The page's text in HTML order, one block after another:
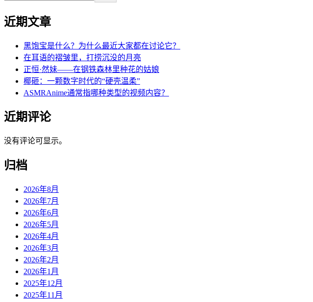
近期文章
黑饱宝是什么？为什么最近大家都在讨论它？
在耳语的褶皱里，打捞沉没的月亮
正恒·然妹——在钢铁森林里种花的姑娘
椰砸：一颗数字时代的“硬壳温柔”
ASMRAnime通常指哪种类型的视频内容？
近期评论
没有评论可显示。
归档
2026年8月
2026年7月
2026年6月
2026年5月
2026年4月
2026年3月
2026年2月
2026年1月
2025年12月
2025年11月